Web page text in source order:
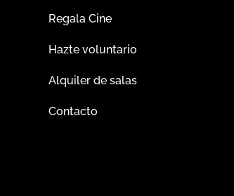
Regala Cine
Hazte voluntario
Alquiler de salas
Contacto